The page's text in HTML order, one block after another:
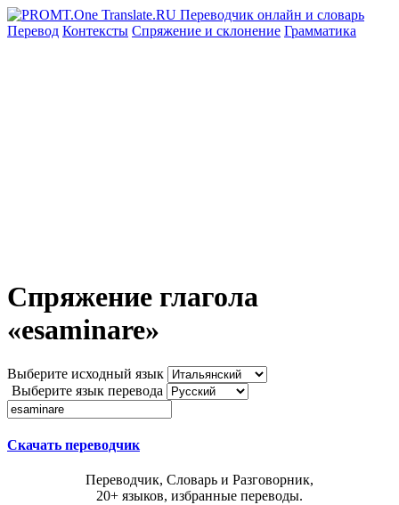
Перевод Контексты Спряжение и склонение Грамматика
Спряжение глагола
«esaminare»
Выберите исходный язык
Выберите язык перевода
Скачать переводчик
Переводчик, Словарь и Разговорник,
20+ языков, избранные переводы.